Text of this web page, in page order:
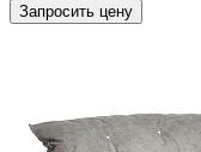
Запросить цену